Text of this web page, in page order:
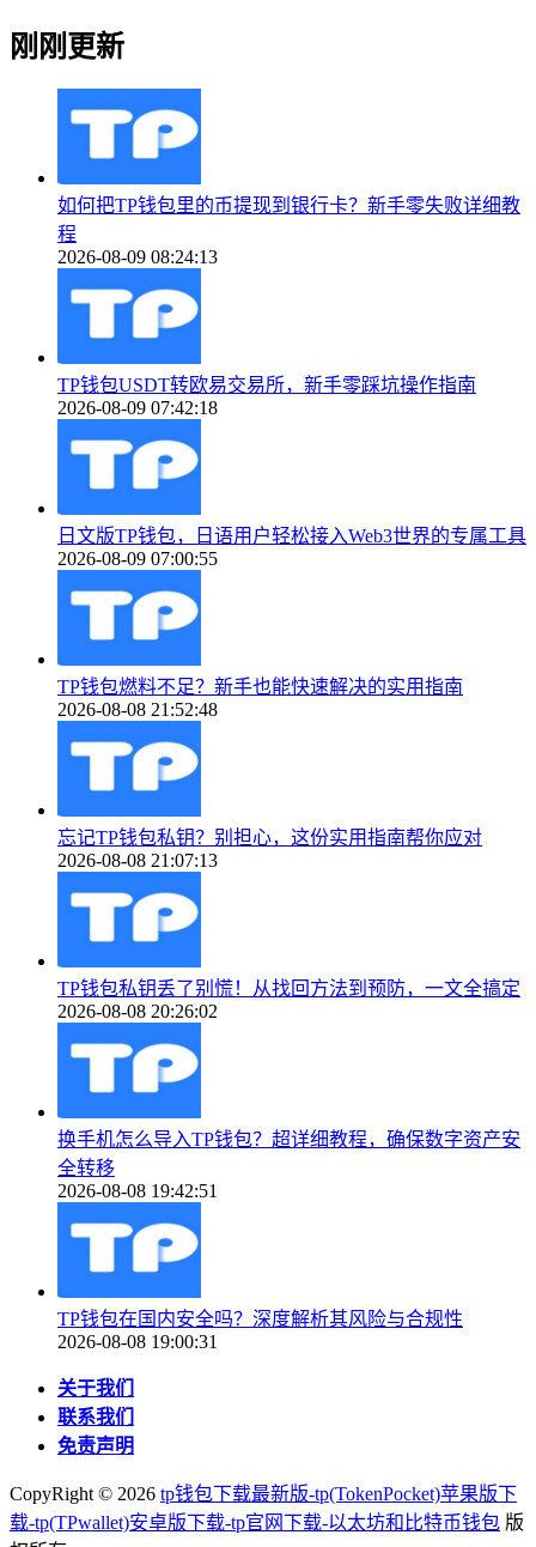
刚刚更新
如何把TP钱包里的币提现到银行卡？新手零失败详细教
程
2026-08-09 08:24:13
TP钱包USDT转欧易交易所，新手零踩坑操作指南
2026-08-09 07:42:18
日文版TP钱包，日语用户轻松接入Web3世界的专属工具
2026-08-09 07:00:55
TP钱包燃料不足？新手也能快速解决的实用指南
2026-08-08 21:52:48
忘记TP钱包私钥？别担心，这份实用指南帮你应对
2026-08-08 21:07:13
TP钱包私钥丢了别慌！从找回方法到预防，一文全搞定
2026-08-08 20:26:02
换手机怎么导入TP钱包？超详细教程，确保数字资产安
全转移
2026-08-08 19:42:51
TP钱包在国内安全吗？深度解析其风险与合规性
2026-08-08 19:00:31
关于我们
联系我们
免责声明
CopyRight © 2026 tp钱包下载最新版-tp(TokenPocket)苹果版下
载-tp(TPwallet)安卓版下载-tp官网下载-以太坊和比特币钱包 版